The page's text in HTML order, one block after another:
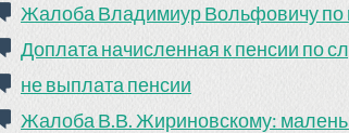
Жалоба Владимиур Вольфовичу по
Доплата начисленная к пенсии по
не выплата пенсии
Жалоба В.В. Жириновскому: